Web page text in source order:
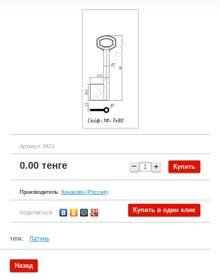
Артикул: 0421
0.00 тенге − +
Производитель: Конаково (Россия)
поделиться Купить в один клик
теги: Латунь
Назад